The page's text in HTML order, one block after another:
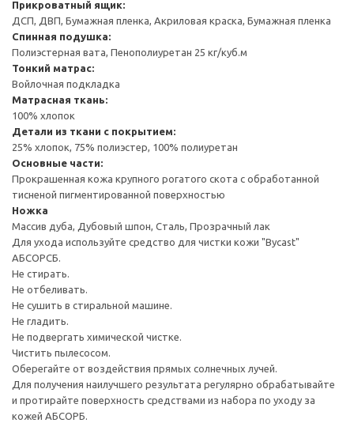
Прикроватный ящик:
ДСП, ДВП, Бумажная пленка, Акриловая краска, Бумажная пленка
Спинная подушка:
Полиэстерная вата, Пенополиуретан 25 кг/куб.м
Тонкий матрас:
Войлочная подкладка
Матрасная ткань:
100% хлопок
Детали из ткани с покрытием:
25% хлопок, 75% полиэстер, 100% полиуретан
Основные части:
Прокрашенная кожа крупного рогатого скота с обработанной
тисненой пигментированной поверхностью
Ножка
Массив дуба, Дубовый шпон, Сталь, Прозрачный лак
Для ухода используйте средство для чистки кожи "Bycast"
АБСОРСБ.
Не стирать.
Не отбеливать.
Не сушить в стиральной машине.
Не гладить.
Не подвергать химической чистке.
Чистить пылесосом.
Оберегайте от воздействия прямых солнечных лучей.
Для получения наилучшего результата регулярно обрабатывайте
и протирайте поверхность средствами из набора по уходу за
кожей АБСОРБ.